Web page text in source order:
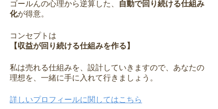
ゴールんの心理から逆算した、
自動で回り続ける仕組み
化が得意。
コンセプトは
【収益が回り続ける仕組みを作る】
私は売れる仕組みを、設計していきますので、あなたの
理想を、一緒に手に入れて行きましょう。
詳しいプロフィールに関してはこちら